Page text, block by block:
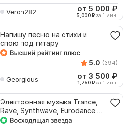
Veron282 от 5 000 ₽
5,000₽ за 1 мин.
Напишу песню на стихи и
спою под гитару
5.0 (394)
Georgious от 3 500 ₽
1,750₽ за 1 мин.
Электронная музыка Trance,
Rave, Synthwave, Eurodance и
другие жанры